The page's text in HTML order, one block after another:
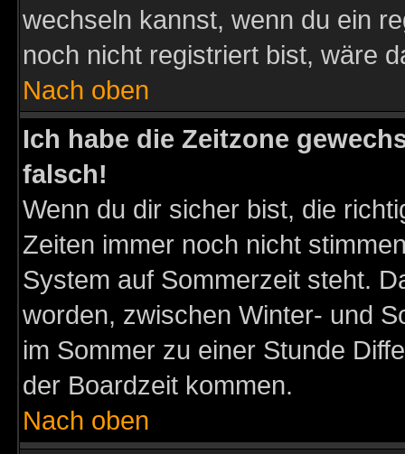
wechseln kannst, wenn du ein
noch nicht registriert bist, wäre
Nach oben
Ich habe die Zeitzone
falsch!
Wenn du dir sicher bist, die
Zeiten immer noch nicht
System auf Sommerzeit steht.
worden, zwischen Winter- und
im Sommer zu einer Stunde
der Boardzeit kommen.
Nach oben